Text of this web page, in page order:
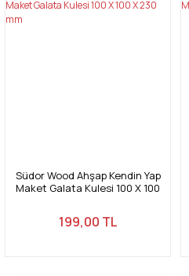
Südor Wood Ahşap Kendin Yap
Maket Galata Kulesi 100 X 100
199,00 TL